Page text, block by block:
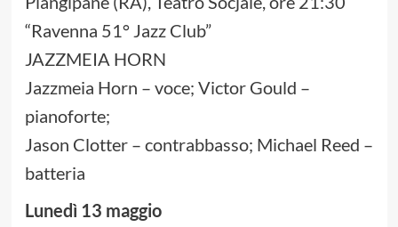
“Ravenna 51° Jazz Club”
JAZZMEIA HORN
Jazzmeia Horn – voce; Victor Gould –
pianoforte;
Jason Clotter – contrabbasso; Michael Reed –
batteria
Lunedì 13 maggio